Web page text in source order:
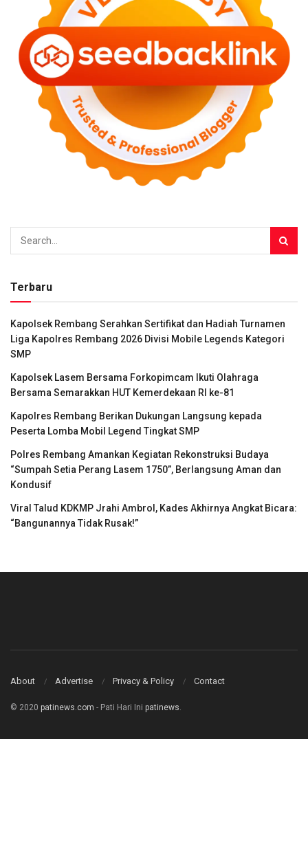
Terbaru
Kapolsek Rembang Serahkan Sertifikat dan Hadiah Turnamen
Liga Kapolres Rembang 2026 Divisi Mobile Legends Kategori
SMP
Kapolsek Lasem Bersama Forkopimcam Ikuti Olahraga
Bersama Semarakkan HUT Kemerdekaan RI ke-81
Kapolres Rembang Berikan Dukungan Langsung kepada
Peserta Lomba Mobil Legend Tingkat SMP
Polres Rembang Amankan Kegiatan Rekonstruksi Budaya
“Sumpah Setia Perang Lasem 1750”, Berlangsung Aman dan
Kondusif
Viral Talud KDKMP Jrahi Ambrol, Kades Akhirnya Angkat Bicara:
“Bangunannya Tidak Rusak!”
About Advertise Privacy & Policy Contact
© 2020 patinews.com - Pati Hari Ini patinews.